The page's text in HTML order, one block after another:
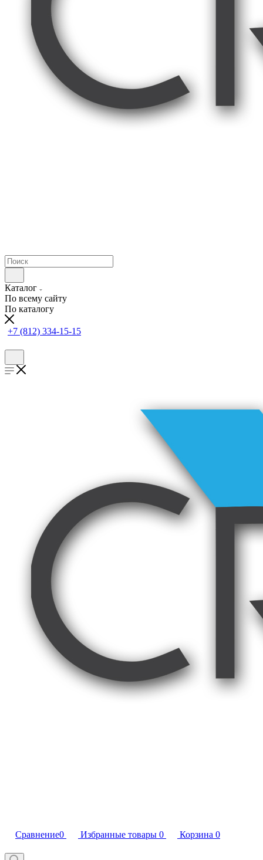
Каталог
По всему сайту
По каталогу
+7 (812) 334-15-15
Сравнение0 Избранные товары 0 Корзина 0